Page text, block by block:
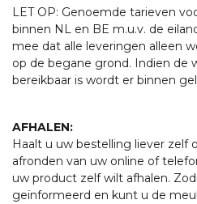
LET OP: Genoemde tarieven
binnen NL en BE m.u.v. de
mee dat alle leveringen alleen
op de begane grond. Indien de
bereikbaar is wordt er binnen
AFHALEN:
Haalt u uw bestelling liever zelf
afronden van uw online of
uw product zelf wilt afhalen.
geïnformeerd en kunt u de